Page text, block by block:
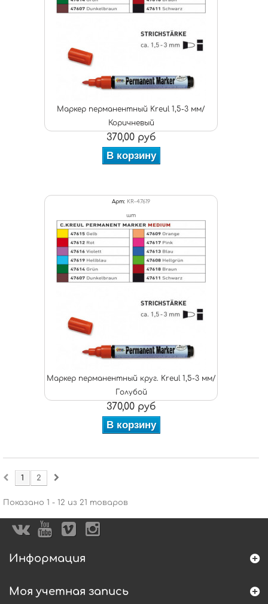
Маркер перманентный Kreul 1,5-3 мм/
Коричневый
370,00 руб
В корзину
Арт: KR-47619
шт
Маркер перманентный круг. Kreul 1,5-3 мм/
Голубой
370,00 руб
В корзину
1 2
Показано 1 - 12 из 21 товаров
Информация
Моя учетная запись